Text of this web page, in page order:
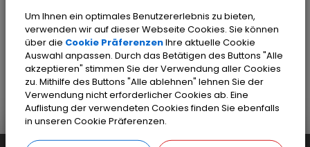
Stadt Lichtenfels
Kultur + Tourismus
Flechtkultur
Flechtwerke in Lichtenfels und Ortsteilen
Die Sternguckerin
Künstlerin: Irmgard Wissing, Bad Bevensen
Um Ihnen ein optimales Benutzererlebnis zu bieten,
verwenden wir auf dieser Webseite Cookies. Sie können
über die Cookie PräferenzenIhre aktuelle Cookie
Auswahl anpassen. Durch das Betätigen des Buttons "Alle
akzeptieren" stimmen Sie der Verwendung aller Cookies
zu. Mithilfe des Buttons "Alle ablehnen" lehnen Sie der
Verwendung nicht erforderlicher Cookies ab. Eine
Auflistung der verwendeten Cookies finden Sie ebenfalls
in unseren Cookie Präferenzen.